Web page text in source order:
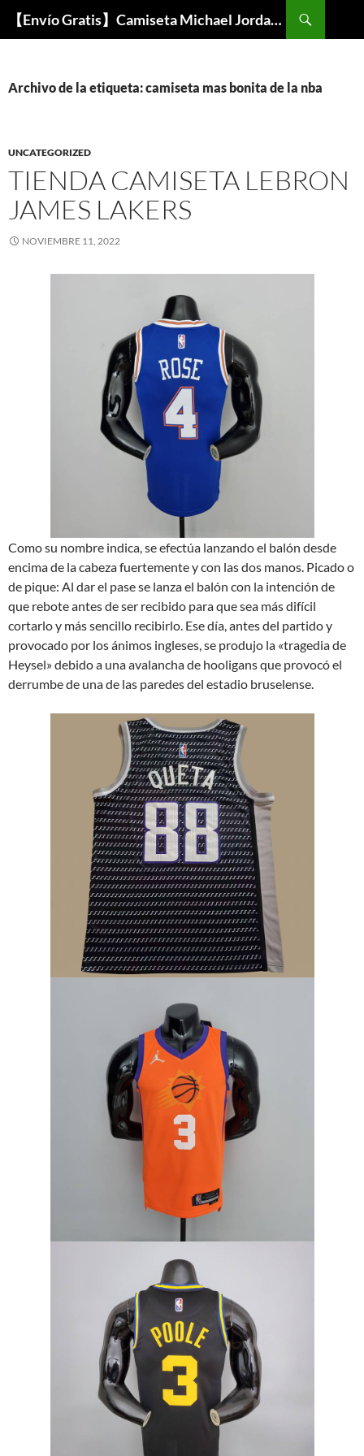
【Envío Gratis】Camiseta Michael Jordan NBA Barata
Buscar
Archivo de la etiqueta: camiseta mas bonita de la nba
UNCATEGORIZED
TIENDA CAMISETA LEBRON
JAMES LAKERS
NOVIEMBRE 11, 2022
Como su nombre indica, se efectúa lanzando el balón desde
encima de la cabeza fuertemente y con las dos manos. Picado o
de pique: Al dar el pase se lanza el balón con la intención de
que rebote antes de ser recibido para que sea más difícil
cortarlo y más sencillo recibirlo. Ese día, antes del partido y
provocado por los ánimos ingleses, se produjo la «tragedia de
Heysel» debido a una avalancha de hooligans que provocó el
derrumbe de una de las paredes del estadio bruselense.